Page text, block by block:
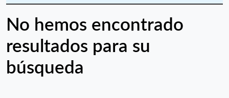
No hemos encontrado
resultados para su
búsqueda